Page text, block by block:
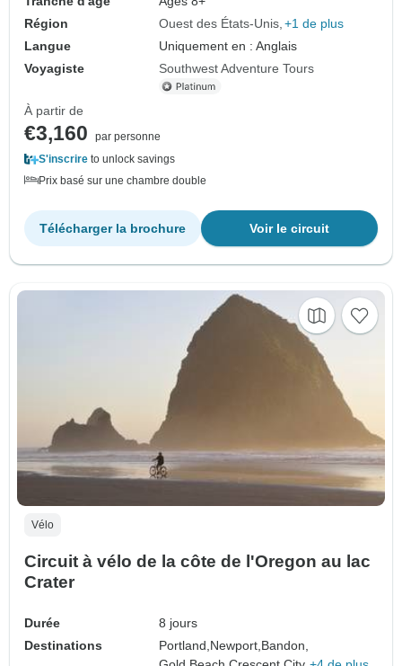
Région
Ouest des États-Unis +1 de plus
Langue
Uniquement en : Anglais
Voyagiste
Southwest Adventure Tours
À partir de
€3,160
par personne
S'inscrire to unlock savings
Prix basé sur une chambre double
Voir le circuit
Télécharger la brochure
Vélo
Circuit à vélo de la côte de l'Oregon au lac
Crater
Durée
8 jours
Destinations
Portland, Newport, Bandon,